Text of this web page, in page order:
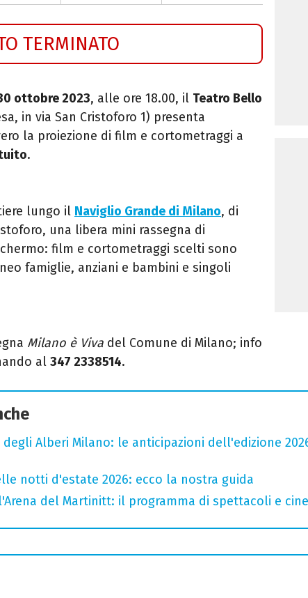
TERMINATO
ottobre 2023, alle ore 18.00, il Teatro Bello
in via San Cristoforo 1) presenta
la proiezione di film e cortometraggi a
.
lungo il Naviglio Grande di Milano, di
una libera mini rassegna di
film e cortometraggi scelti sono
famiglie, anziani e bambini e singoli
Milano è Viva del Comune di Milano; info
al 347 2338514.
Alberi Milano: le anticipazioni dell'edizione
notti d'estate 2026: ecco la nostra guida
del Martinitt: il programma di spettacoli e